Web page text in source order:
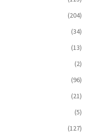
(204)
(34)
(13)
(2)
(96)
(21)
(5)
(127)